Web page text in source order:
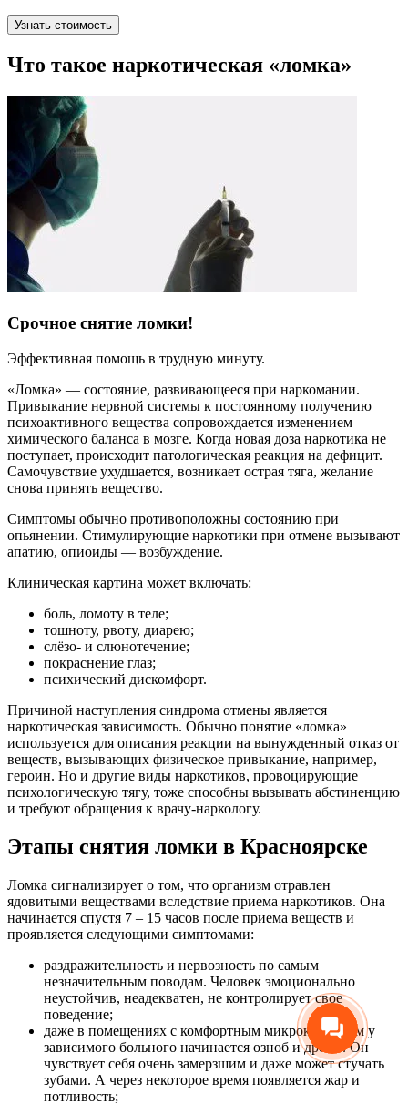
Узнать стоимость
Что такое наркотическая «ломка»
Срочное снятие ломки!
Эффективная помощь в трудную минуту.
«Ломка» — состояние, развивающееся при наркомании.
Привыкание нервной системы к постоянному получению
психоактивного вещества сопровождается изменением
химического баланса в мозге. Когда новая доза наркотика не
поступает, происходит патологическая реакция на дефицит.
Самочувствие ухудшается, возникает острая тяга, желание
снова принять вещество.
Симптомы обычно противоположны состоянию при
опьянении. Стимулирующие наркотики при отмене вызывают
апатию, опиоиды — возбуждение.
Клиническая картина может включать:
боль, ломоту в теле;
тошноту, рвоту, диарею;
слёзо- и слюнотечение;
покраснение глаз;
психический дискомфорт.
Причиной наступления синдрома отмены является
наркотическая зависимость. Обычно понятие «ломка»
используется для описания реакции на вынужденный отказ от
веществ, вызывающих физическое привыкание, например,
героин. Но и другие виды наркотиков, провоцирующие
психологическую тягу, тоже способны вызывать абстиненцию
и требуют обращения к врачу-наркологу.
Этапы снятия ломки в Красноярске
Ломка сигнализирует о том, что организм отравлен
ядовитыми веществами вследствие приема наркотиков. Она
начинается спустя 7 – 15 часов после приема веществ и
проявляется следующими симптомами:
раздражительность и нервозность по самым
незначительным поводам. Человек эмоционально
неустойчив, неадекватен, не контролирует свое
поведение;
даже в помещениях с комфортным микроклиматом у
зависимого больного начинается озноб и дрожь. Он
чувствует себя очень замерзшим и даже может стучать
зубами. А через некоторое время появляется жар и
потливость;